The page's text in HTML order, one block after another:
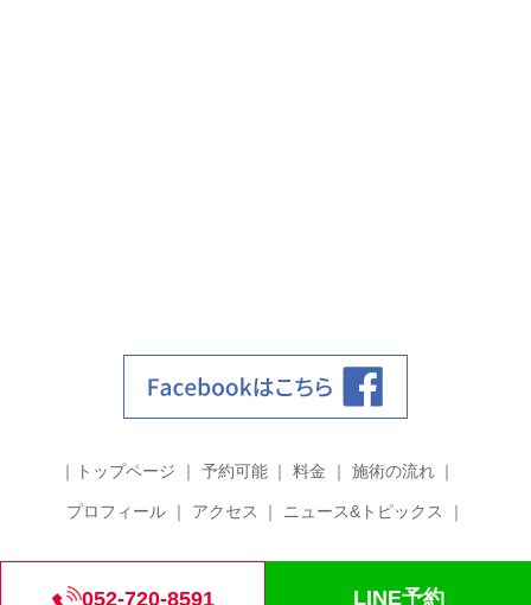
052-720-8591 LINE予約
トップページ 予約可能 料金 施術の流れ
プロフィール アクセス ニュース&トピックス